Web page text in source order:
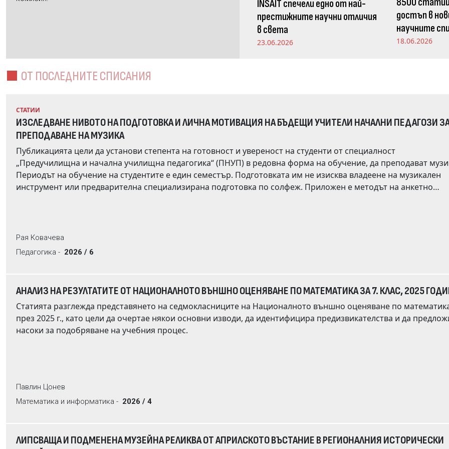
INSAIT спечели едно от най-
престижните научни отличия
в света
23.06.2026
достъп в
научните
Издателство
18.06.2026
ОТ ПОСЛЕДНИТЕ СПИСАНИЯ
СТАТИИ
ИЗСЛЕДВАНЕ НИВОТО НА ПОДГОТОВКА И ЛИЧНА МОТИВАЦИЯ НА БЪДЕЩИ УЧИТЕЛИ НАЧАЛНИ ПЕДАГОЗИ
ПРЕПОДАВАНЕ НА МУЗИКА
Публикацията цели да установи степента на готовност и увереност на студенти от специалност
„Предучилищна и начална училищна педагогика“ (ПНУП) в редовна форма на обучение, да преподават музика.
Периодът на обучение на студентите е един семестър. Подготовката им не изисква владеене на музикален
инструмент или предварителна специализирана подготовка по солфеж. Приложен е методът на анкетно
образователен етап. Участието на студентите е доброволно и анонимно. Крайният етап на изследването
показва много добри резултати. Студентите споделят желание да имат повече практически упражнения, за да
Рая Ковачева
Педагогика - 2026 / 6
АНАЛИЗ НА РЕЗУЛТАТИТЕ ОТ НАЦИОНАЛНОТО ВЪНШНО ОЦЕНЯВАНЕ ПО МАТЕМАТИКА ЗА 7. КЛАС, 2025
Статията разглежда представянето на седмокласниците на Националното външно оценяване по
през 2025 г., като цели да очертае някои основни изводи, да идентифицира предизвикателства и да предложи
насоки за подобряване на учебния процес.
Павлин Цонев
Математика и информатика - 2026 / 4
ЛИПСВАЩА И ПОДМЕНЕНА МУЗЕЙНА РЕЛИКВА ОТ АПРИЛСКОТО ВЪСТАНИЕ В РЕГИОНАЛНИЯ ИСТОРИЧЕСКИ